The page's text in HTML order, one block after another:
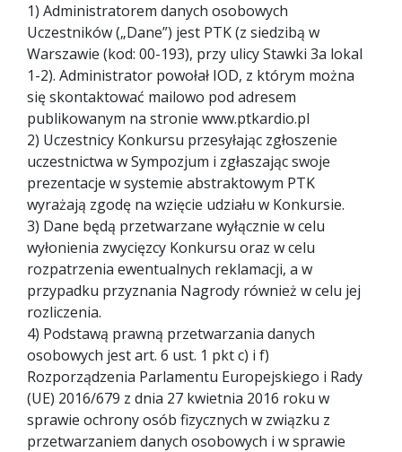
1) Administratorem danych osobowych
Uczestników („Dane”) jest PTK (z siedzibą w
Warszawie (kod: 00-193), przy ulicy Stawki 3a lokal
1-2). Administrator powołał IOD, z którym można
się skontaktować mailowo pod adresem
publikowanym na stronie www.ptkardio.pl
2) Uczestnicy Konkursu przesyłając zgłoszenie
uczestnictwa w Sympozjum i zgłaszając swoje
prezentacje w systemie abstraktowym PTK
wyrażają zgodę na wzięcie udziału w Konkursie.
3) Dane będą przetwarzane wyłącznie w celu
wyłonienia zwycięzcy Konkursu oraz w celu
rozpatrzenia ewentualnych reklamacji, a w
przypadku przyznania Nagrody również w celu jej
rozliczenia.
4) Podstawą prawną przetwarzania danych
osobowych jest art. 6 ust. 1 pkt c) i f)
Rozporządzenia Parlamentu Europejskiego i Rady
(UE) 2016/679 z dnia 27 kwietnia 2016 roku w
sprawie ochrony osób fizycznych w związku z
przetwarzaniem danych osobowych i w sprawie